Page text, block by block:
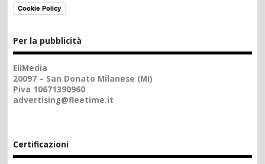
Cookie Policy
Per la pubblicità
EliMedia
20097 – San Donato Milanese (MI)
Piva 10671390960
advertising@fleetime.it
Certificazioni